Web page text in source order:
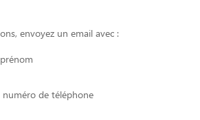
envoyez un email avec :
de téléphone